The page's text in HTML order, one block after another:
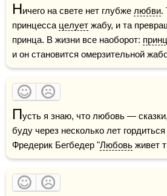
Ничего на свете нет глубже любви.
принцесса целует жабу, и та
принца. В жизни все наоборот:
и он становится омерзительной
Пусть я знаю, что любовь —
буду через несколько лет
Фредерик Бегбедер "Любовь живет